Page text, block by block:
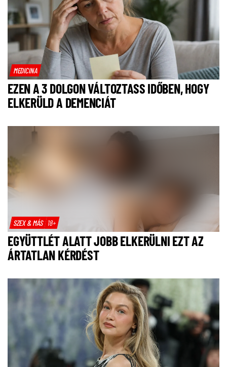
MEDICINA
EZEN A 3 DOLGON VÁLTOZTASS IDŐBEN, HOGY
ELKERÜLD A DEMENCIÁT
SZEX & MÁS 18+
EGYÜTTLÉT ALATT JOBB ELKERÜLNI EZT AZ
ÁRTATLAN KÉRDÉST